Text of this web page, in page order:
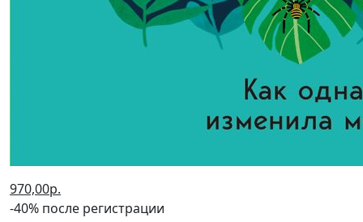
970,00р.
-40% после регистрации